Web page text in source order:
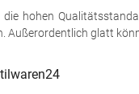
hohen
Außerordentlich glatt